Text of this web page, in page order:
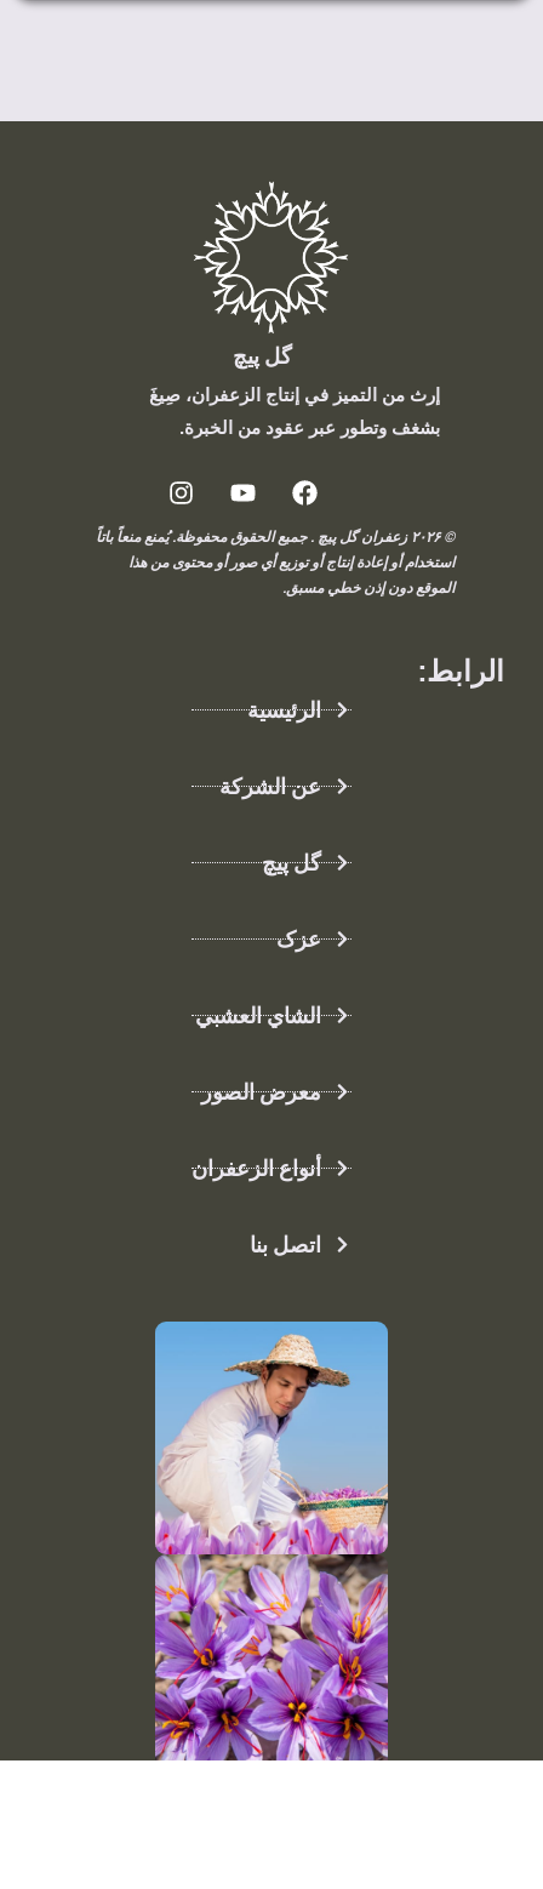
الرابط:
الرئيسية
عن الشركة
گل پیچ
عزک
الشاي العشبي
معرض الصور
أنواع الزعفران
اتصل بنا
گل پیچ
إرث من التميز في إنتاج الزعفران، صِيغَ
بشغف وتطور عبر عقود من الخبرة.
© ۲۰۲۶ زعفران گل پیچ . جميع الحقوق محفوظة. يُمنع منعاً باتاً
استخدام أو إعادة إنتاج أو توزيع أي صور أو محتوى من هذا
الموقع دون إذن خطي مسبق.